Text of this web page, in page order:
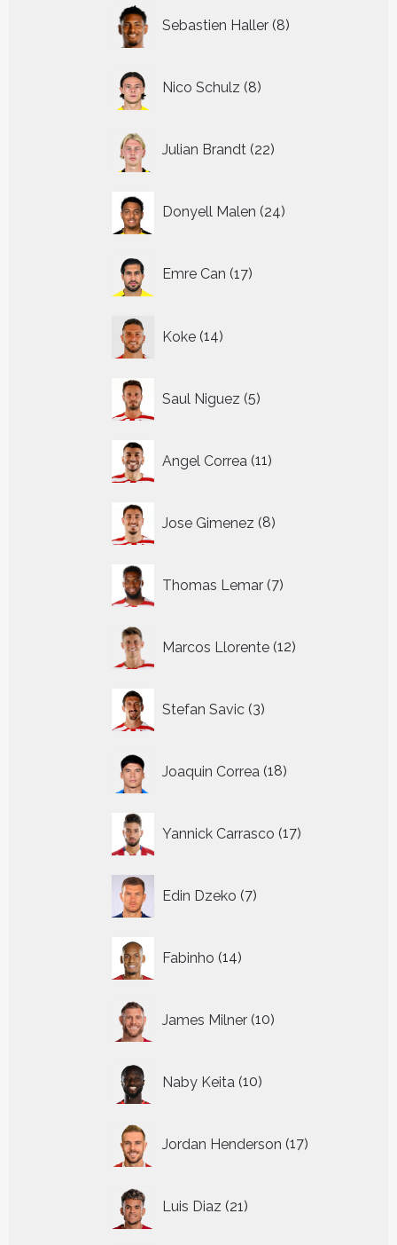
Sebastien Haller 8
producten
Nico Schulz 8
producten
Julian Brandt 22
producten
Donyell Malen 24
producten
Emre Can 17
producten
Koke 14
producten
Saul Niguez 5
producten
Angel Correa 11
producten
Jose Gimenez 8
producten
Thomas Lemar 7
producten
Marcos Llorente 12
producten
Stefan Savic 3
producten
Joaquin Correa 18
producten
Yannick Carrasco 17
producten
Edin Dzeko 7
producten
Fabinho 14
producten
James Milner 10
producten
Naby Keita 10
producten
Jordan Henderson 17
producten
Luis Diaz 21
producten